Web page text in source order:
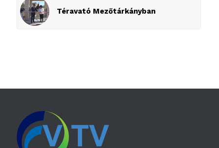
Téravató Mezőtárkányban